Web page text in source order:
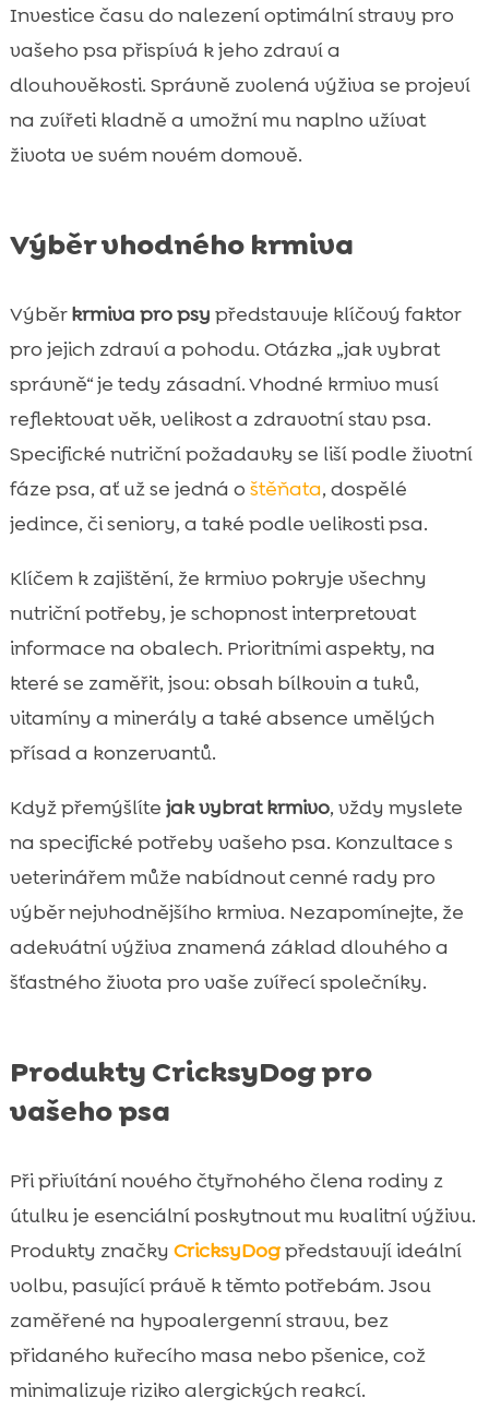
Investice času do nalezení optimální stravy pro
vašeho psa přispívá k jeho zdraví a
dlouhověkosti. Správně zvolená výživa se projeví
na zvířeti kladně a umožní mu naplno užívat
života ve svém novém domově.
Výběr vhodného krmiva
Výběrkrmiva pro psy představuje klíčový faktor
pro jejich zdraví a pohodu. Otázka „jak vybrat
správně“ je tedy zásadní. Vhodné krmivo musí
reflektovat věk, velikost a zdravotní stav psa.
Specifické nutriční požadavky se liší podle životní
fáze psa, ať už se jedná o štěňata, dospělé
jedince, či seniory, a také podle velikosti psa.
Klíčem k zajištění, že krmivo pokryje všechny
nutriční potřeby, je schopnost interpretovat
informace na obalech. Prioritními aspekty, na
které se zaměřit, jsou: obsah bílkovin a tuků,
vitamíny a minerály a také absence umělých
přísad a konzervantů.
Když přemýšlíte jak vybrat krmivo, vždy myslete
na specifické potřeby vašeho psa. Konzultace s
veterinářem může nabídnout cenné rady pro
výběr nejvhodnějšího krmiva. Nezapomínejte, že
adekvátní výživa znamená základ dlouhého a
šťastného života pro vaše zvířecí společníky.
Produkty CricksyDog pro
vašeho psa
Při přivítání nového čtyřnohého člena rodiny z
útulku je esenciální poskytnout mu kvalitní výživu.
Produkty značky CricksyDogpředstavují ideální
volbu, pasující právě k těmto potřebám. Jsou
zaměřené na hypoalergenní stravu, bez
přidaného kuřecího masa nebo pšenice, což
minimalizuje riziko alergických reakcí.